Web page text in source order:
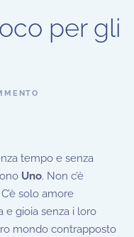
per gli
tempo e senza
Uno. Non c’è
solo amore
e gioia senza i loro
mondo contrapposto